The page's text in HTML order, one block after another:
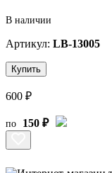
В наличии
Артикул: LB-13005
Купить
600 ₽
по 150 ₽